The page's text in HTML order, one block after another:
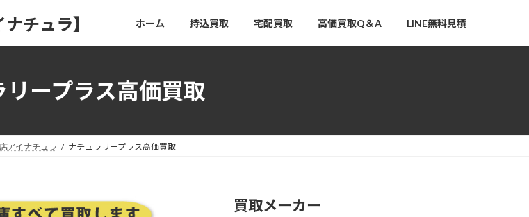
チュラ】 ホーム 持込買取 宅配買取 高価買取Q＆A LINE無料見積
リープラス高価買取
アイナチュラ ナチュラリープラス高価買取
買取メーカー